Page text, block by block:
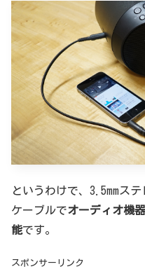
というわけで、3.5mmス
ケーブルでオーディオ機
能です。
スポンサーリンク